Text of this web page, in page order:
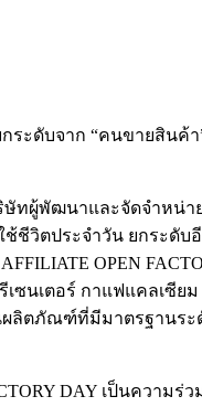
กระดับจาก “คนขายสิ
ษัทผู้พัฒนาและจัดจำ
ตประจำวัน ยกระดั
OPEN
นเตอร์ กาแฟแคลเซี
ผลิตภัณฑ์ที่มีมาตรฐาน
DAY เป็นค